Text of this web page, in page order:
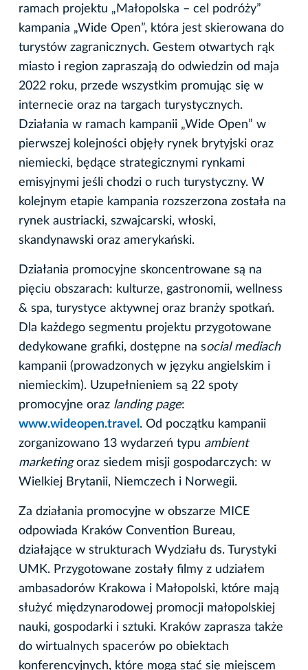
ramach projektu „Małopolska – cel podróży”
kampania „Wide Open”, która jest skierowana do
turystów zagranicznych. Gestem otwartych rąk
miasto i region zapraszają do odwiedzin od maja
2022 roku, przede wszystkim promując się w
internecie oraz na targach turystycznych.
Działania w ramach kampanii „Wide Open” w
pierwszej kolejności objęły rynek brytyjski oraz
niemiecki, będące strategicznymi rynkami
emisyjnymi jeśli chodzi o ruch turystyczny. W
kolejnym etapie kampania rozszerzona została na
rynek austriacki, szwajcarski, włoski,
skandynawski oraz amerykański.
Działania promocyjne skoncentrowane są na
pięciu obszarach: kulturze, gastronomii, wellness
& spa, turystyce aktywnej oraz branży spotkań.
Dla każdego segmentu projektu przygotowane
dedykowane grafiki, dostępne na social mediach
kampanii (prowadzonych w języku angielskim i
niemieckim). Uzupełnieniem są 22 spoty
promocyjne oraz landing page:
www.wideopen.travel . Od początku kampanii
zorganizowano 13 wydarzeń typu ambient
marketingoraz siedem misji gospodarczych: w
Wielkiej Brytanii, Niemczech i Norwegii.
Za działania promocyjne w obszarze MICE
odpowiada Kraków Convention Bureau,
działające w strukturach Wydziału ds. Turystyki
UMK. Przygotowane zostały filmy z udziałem
ambasadorów Krakowa i Małopolski, które mają
służyć międzynarodowej promocji małopolskiej
nauki, gospodarki i sztuki. Kraków zaprasza także
do wirtualnych spacerów po obiektach
konferencyjnych, które mogą stać się miejscem